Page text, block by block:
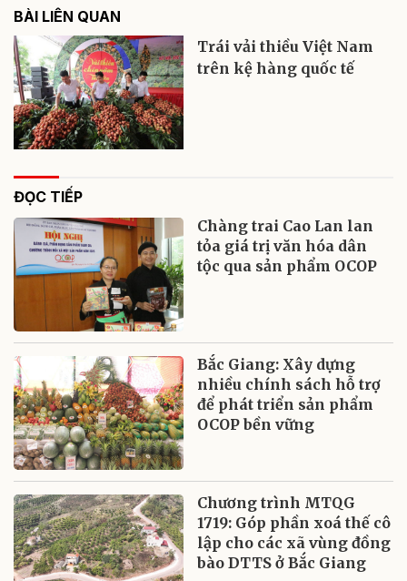
BÀI LIÊN QUAN
Trái vải thiều Việt Nam
trên kệ hàng quốc tế
ĐỌC TIẾP
Chàng trai Cao Lan lan
tỏa giá trị văn hóa dân
tộc qua sản phẩm OCOP
Bắc Giang: Xây dựng
nhiều chính sách hỗ trợ
để phát triển sản phẩm
OCOP bền vững
Chương trình MTQG
1719: Góp phần xoá thế cô
lập cho các xã vùng đồng
bào DTTS ở Bắc Giang